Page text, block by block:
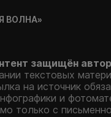
ВОЛНА»
защищён
текстовых
на источник
и
только с